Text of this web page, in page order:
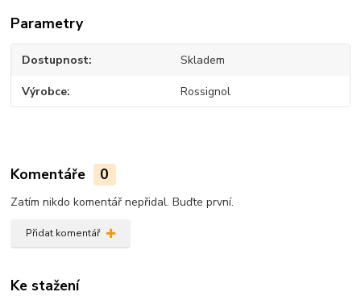
Parametry
Dostupnost Skladem
Výrobce Rossignol
Komentáře 0
Zatím nikdo komentář nepřidal. Buďte první.
Přidat komentář
Ke stažení